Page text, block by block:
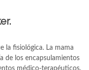
la fisiológica. La mama
de los encapsulamientos
médico-terapéuticos.